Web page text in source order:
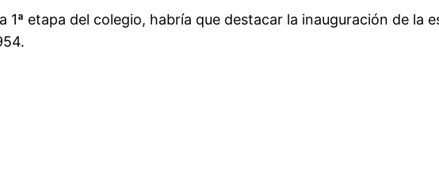
etapa del colegio, habría que destacar la inauguración de la